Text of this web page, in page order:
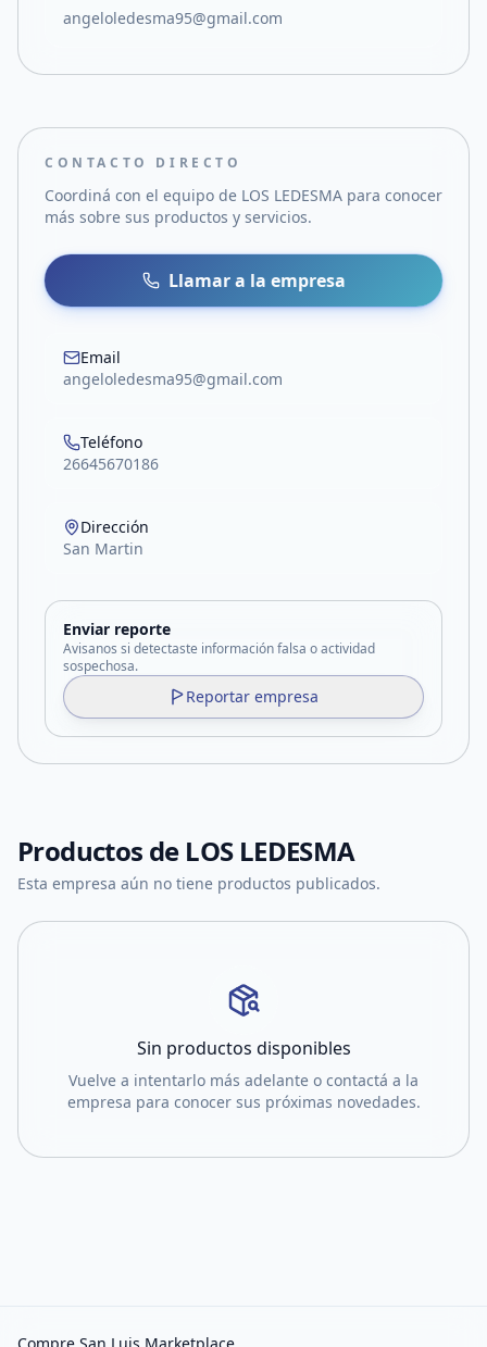
angeloledesma95@gmail.com
CONTACTO DIRECTO
Coordiná con el equipo de LOS LEDESMA para conocer
más sobre sus productos y servicios.
Llamar a la empresa
Email
angeloledesma95@gmail.com
Teléfono
26645670186
Dirección
San Martin
Enviar reporte
Avisanos si detectaste información falsa o actividad
sospechosa.
Reportar empresa
Productos de LOS LEDESMA
Esta empresa aún no tiene productos publicados.
Sin productos disponibles
Vuelve a intentarlo más adelante o contactá a la
empresa para conocer sus próximas novedades.